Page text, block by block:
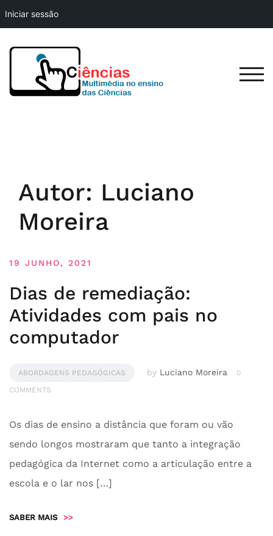
Iniciar sessão
to
content
Autor: Luciano
Moreira
19 JUNHO, 2021
Dias de remediação:
Atividades com pais no
computador
ABORDAGENS PEDAGÓGICAS by Luciano Moreira
0
COMMENTS
Os dias de ensino a distância que foram ou vão
sendo longos mostraram que tanto a integração
pedagógica da Internet como a articulação entre a
escola e o lar nos […]
SABER MAIS >>